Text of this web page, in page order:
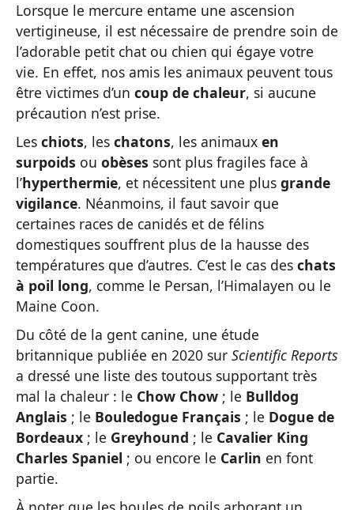
Lorsque le mercure entame une ascension
vertigineuse, il est nécessaire de prendre soin de
l’adorable petit chat ou chien qui égaye votre
vie. En effet, nos amis les animaux peuvent tous
être victimes d’un coup de chaleur, si aucune
précaution n’est prise.
Les chiots, les chatons, les animaux en
surpoids ou obèses sont plus fragiles face à
l’hyperthermie, et nécessitent une plus grande
vigilance. Néanmoins, il faut savoir que
certaines races de canidés et de félins
domestiques souffrent plus de la hausse des
températures que d’autres. C’est le cas des chats
à poil long, comme le Persan, l’Himalayen ou le
Maine Coon.
Du côté de la gent canine, une étude
britannique publiée en 2020 sur Scientific Reports
a dressé une liste des toutous supportant très
mal la chaleur : le Chow Chow ; le Bulldog
Anglais ; le Bouledogue Français ; le Dogue de
Bordeaux ; le Greyhound ; le Cavalier King
Charles Spaniel ; ou encore le Carlin en font
partie.